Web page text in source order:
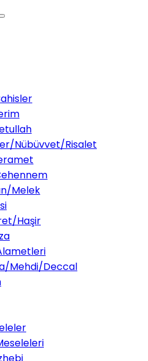
Nübüvvet/Risalet
Melek
Haşir
Mehdi/Deccal